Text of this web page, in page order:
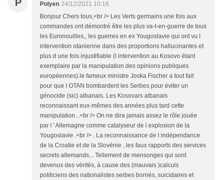
P Polyen 24/12/2021 10:16
Bonjour Chers tous,<br /> Les Verts germains une fois aux
commandes ont démontré être les plus va-t-en-guerre de tous
les Euronouilles,, les guerres en ex Yougoslavie qui ont vu l
intervention otanienne dans des proportions hallucinantes et
plus d une fois injustifiable (l intervention au Kosovo étant
exemplaire par la manipulation des opinions publiques
européennes).le fameux ministre Joska Fischer a tout fait
pour que l OTAN bombardent les Serbes pour éviter un
génocide (sic) albanais. Les Kosovars albanais
reconnaissant eux-mêmes des années plus tard cette
manipulation...<br /> On ne dira jamais assez le rôle jouée
par l ' Allemagne comme catalyseur de l explosion de la
Yougoslavie .<br /> . La reconnaissance de l indépendance
de la Croatie et de la Slovénie , les faux rapports des services
secrets allemands... Tellement de mensonges qui sont
devenus des vérités, à cause des (mauvais )calculs
politiciens des nationalistes serbes bornés, suicidaires et